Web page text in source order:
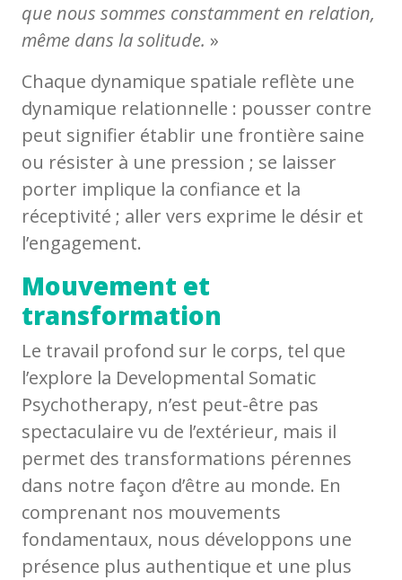
que nous sommes constamment en relation,
même dans la solitude. »
Chaque dynamique spatiale reflète une
dynamique relationnelle : pousser contre
peut signifier établir une frontière saine
ou résister à une pression ; se laisser
porter implique la confiance et la
réceptivité ; aller vers exprime le désir et
l’engagement.
Mouvement et
transformation
Le travail profond sur le corps, tel que
l’explore la Developmental Somatic
Psychotherapy, n’est peut-être pas
spectaculaire vu de l’extérieur, mais il
permet des transformations pérennes
dans notre façon d’être au monde. En
comprenant nos mouvements
fondamentaux, nous développons une
présence plus authentique et une plus